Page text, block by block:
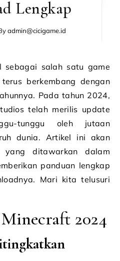
Lengkap
admin@cicigame.id
berkembang dengan
Pada tahun 2024,
telah merilis update
tunggu oleh jutaan
dunia. Artikel ini akan
ditawarkan dalam
panduan lengkap
Mari kita telusuri
2024